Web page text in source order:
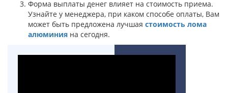
Форма выплаты денег влияет на стоимость приема.
Узнайте у менеджера, при каком способе оплаты, Вам
может быть предложена лучшая стоимость лома
алюминия на сегодня.